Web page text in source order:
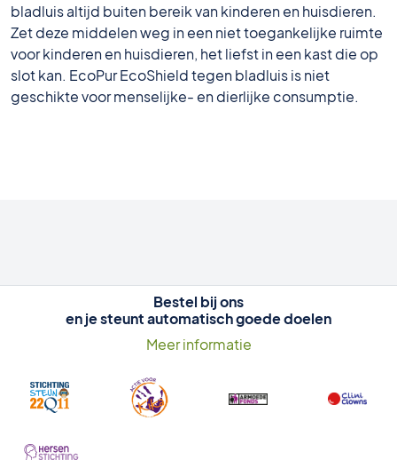
bladluis altijd buiten bereik van kinderen en huisdieren.
Zet deze middelen weg in een niet toegankelijke ruimte
voor kinderen en huisdieren, het liefst in een kast die op
slot kan. EcoPur EcoShield tegen bladluis is niet
geschikte voor menselijke- en dierlijke consumptie.
Bestel bij ons
en je steunt automatisch goede doelen
Meer informatie